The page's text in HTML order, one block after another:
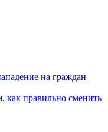
на граждан
как правильно сменить